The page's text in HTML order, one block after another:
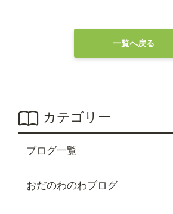
一覧へ戻る
カテゴリー
ブログ一覧
おだのわのわブログ